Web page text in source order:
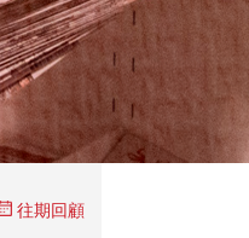
往期回顧